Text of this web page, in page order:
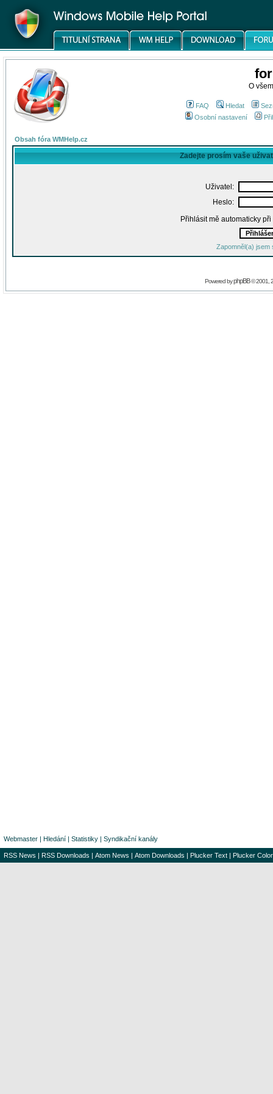
O
FAQ Hledat
Osobní nastavení
Obsah fóra WMHelp.cz
Zadejte prosím vaše
Uživatel:
Heslo:
Přihlásit mě automaticky
Zapomněl(a) jsem
Powered byphpBB© 2001,
Webmaster | Hledání | Statistiky | Syndikační kanály
RSS News | RSS Downloads | Atom News | Atom Downloads | Plucker Text | Plucker Color